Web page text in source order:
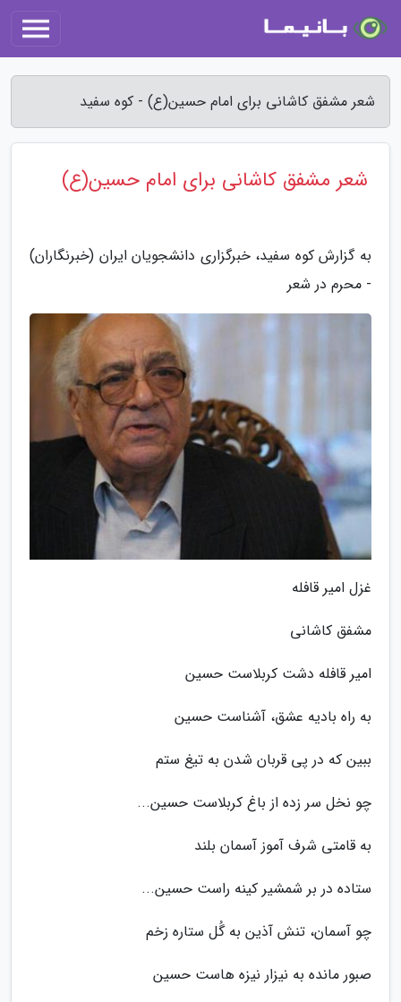
شعر مشفق کاشانی برای امام حسین(ع) - کوه سفید
شعر مشفق کاشانی برای امام حسین(ع)
به گزارش کوه سفید، خبرگزاری دانشجویان ایران (خبرنگاران)
- محرم در شعر
غزل امیر قافله
مشفق کاشانی
امیر قافله دشت کربلاست حسین
به راه بادیه عشق، آشناست حسین
ببین که در پی قربان شدن به تیغ ستم
چو نخل سر زده از باغ کربلاست حسین...
به قامتی شرف آموز آسمان بلند
ستاده در بر شمشیر کینه راست حسین...
چو آسمان، تنش آذین به گُل ستاره زخم
صبور مانده به نیزار نیزه هاست حسین